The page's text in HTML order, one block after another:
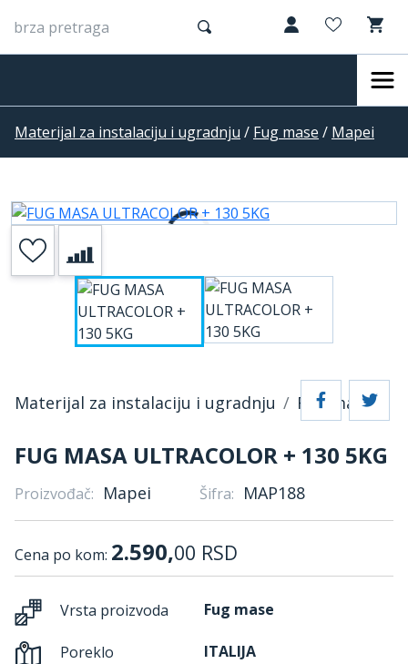
Materijal za instalaciju i ugradnju / Fug mase / Mapei
Materijal za instalaciju i ugradnju Fug mase
FUG MASA ULTRACOLOR + 130 5KG
Proizvođač: Mapei Šifra: MAP188
Cena po kom: 2.590,00 RSD
Vrsta proizvoda Fug mase
Poreklo ITALIJA